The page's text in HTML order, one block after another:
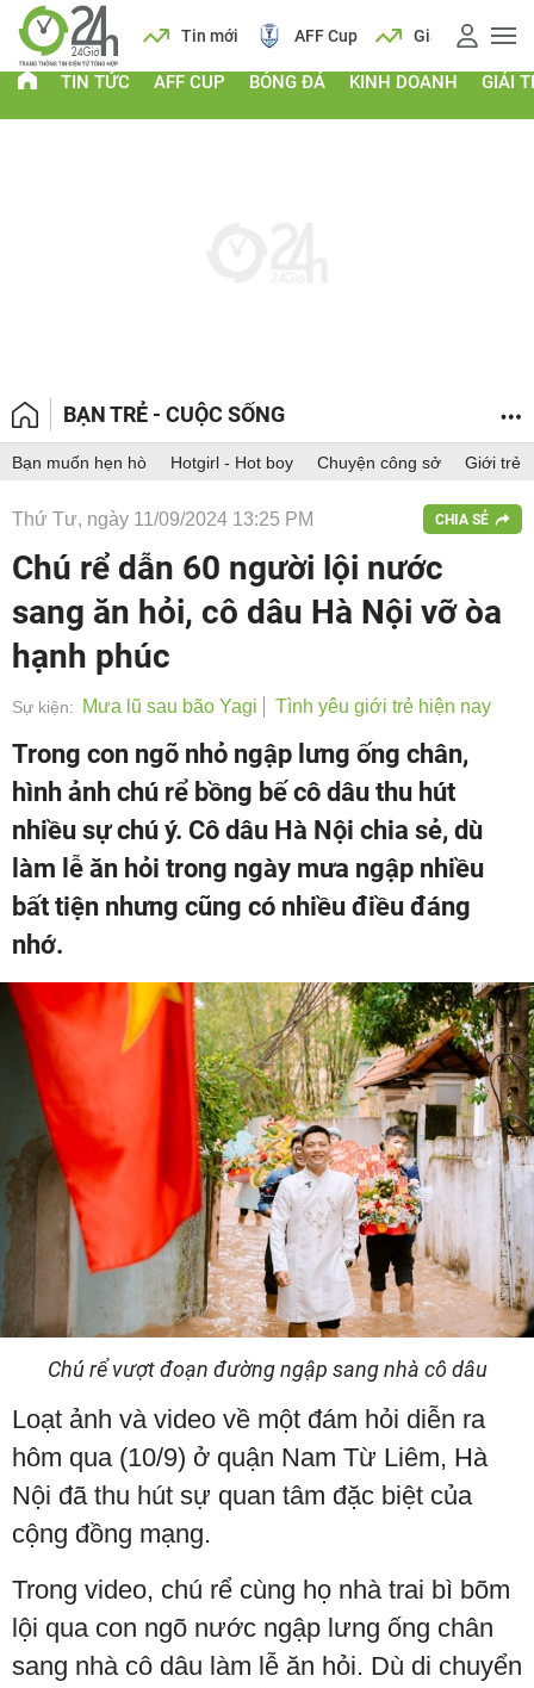
Lịch Tin mới AFF Cup Giá vàng
TIN TỨC AFF CUP BÓNG ĐÁ KINH DOANH GIẢI
BẠN TRẺ - CUỘC SỐNG
Bạn muốn hẹn hò Hotgirl - Hot boy Chuyện công sở Giới trẻ
Thứ Tư, ngày 11/09/2024 13:25 PM CHIA SẺ
Chú rể dẫn 60 người lội nước
sang ăn hỏi, cô dâu Hà Nội vỡ òa
hạnh phúc
Sự kiện: Mưa lũ sau bão Yagi Tình yêu giới trẻ hiện nay
Trong con ngõ nhỏ ngập lưng ống chân,
hình ảnh chú rể bồng bế cô dâu thu hút
nhiều sự chú ý. Cô dâu Hà Nội chia sẻ, dù
làm lễ ăn hỏi trong ngày mưa ngập nhiều
bất tiện nhưng cũng có nhiều điều đáng
nhớ.
Chú rể vượt đoạn đường ngập sang nhà cô dâu
Loạt ảnh và video về một đám hỏi diễn ra
hôm qua (10/9) ở quận Nam Từ Liêm, Hà
Nội đã thu hút sự quan tâm đặc biệt của
cộng đồng mạng.
Trong video, chú rể cùng họ nhà trai bì bõm
lội qua con ngõ nước ngập lưng ống chân
sang nhà cô dâu làm lễ ăn hỏi. Dù di chuyển